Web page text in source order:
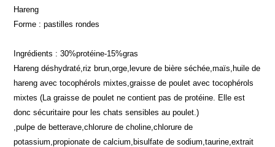
Hareng
Forme : pastilles rondes
Ingrédients : 30%protéine-15%gras
Hareng déshydraté,riz brun,orge,levure de bière séchée,maïs,huile de
hareng avec tocophérols mixtes,graisse de poulet avec tocophérols
mixtes (La graisse de poulet ne contient pas de protéine. Elle est
donc sécuritaire pour les chats sensibles au poulet.)
,pulpe de betterave,chlorure de choline,chlorure de
potassium,propionate de calcium,bisulfate de sodium,taurine,extrait